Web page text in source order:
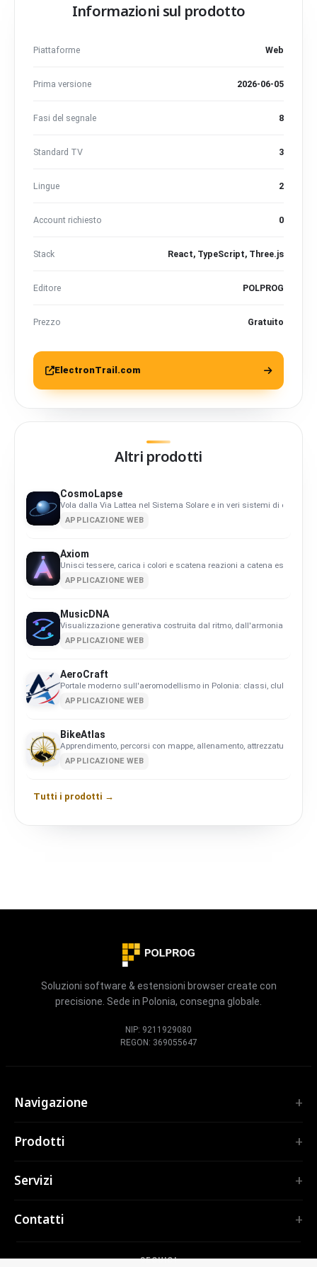
Informazioni sul prodotto
Piattaforme Web
Prima versione 2026-06-05
Fasi del segnale 8
Standard TV 3
Lingue 2
Account richiesto 0
Stack React, TypeScript, Three.js
Editore POLPROG
Prezzo Gratuito
ElectronTrail.com
Altri prodotti
CosmoLapse
Vola dalla Via Lattea nel Sistema Solare e in veri sistemi di
APPLICAZIONE WEB
Axiom
Unisci tessere, carica i colori e scatena reazioni a catena esplosive.
APPLICAZIONE WEB
MusicDNA
Visualizzazione generativa costruita dal ritmo, dall'armonia e dalla
APPLICAZIONE WEB
AeroCraft
Portale moderno sull'aeromodellismo in Polonia: classi, club,
APPLICAZIONE WEB
BikeAtlas
Apprendimento, percorsi con mappe, allenamento, attrezzatura ed
APPLICAZIONE WEB
Tutti i prodotti →
Soluzioni software & estensioni browser create con
precisione. Sede in Polonia, consegna globale.
NIP: 9211929080
REGON: 369055647
SEGUICI
Navigazione
Servizi
Prodotti
TubePilot
Tutte le estensioni →
CodeMap
Servizi
Applicazioni web
Contatti